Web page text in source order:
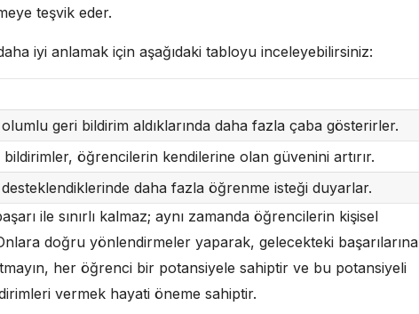
teşvik eder.
iyi anlamak için aşağıdaki tabloyu inceleyebilirsiniz:
geri bildirim aldıklarında daha fazla çaba gösterirler.
öğrencilerin kendilerine olan güvenini artırır.
daha fazla öğrenme isteği duyarlar.
ile sınırlı kalmaz; aynı zamanda öğrencilerin kişisel
doğru yönlendirmeler yaparak, gelecekteki başarılarına
her öğrenci bir potansiyele sahiptir ve bu potansiyeli
vermek hayati öneme sahiptir.